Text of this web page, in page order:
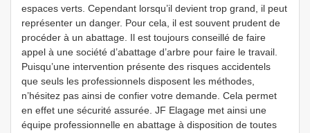
espaces verts. Cependant lorsqu’il devient trop grand, il peut
représenter un danger. Pour cela, il est souvent prudent de
procéder à un abattage. Il est toujours conseillé de faire
appel à une société d’abattage d’arbre pour faire le travail.
Puisqu’une intervention présente des risques accidentels
que seuls les professionnels disposent les méthodes,
n’hésitez pas ainsi de confier votre demande. Cela permet
en effet une sécurité assurée. JF Elagage met ainsi une
équipe professionnelle en abattage à disposition de toutes